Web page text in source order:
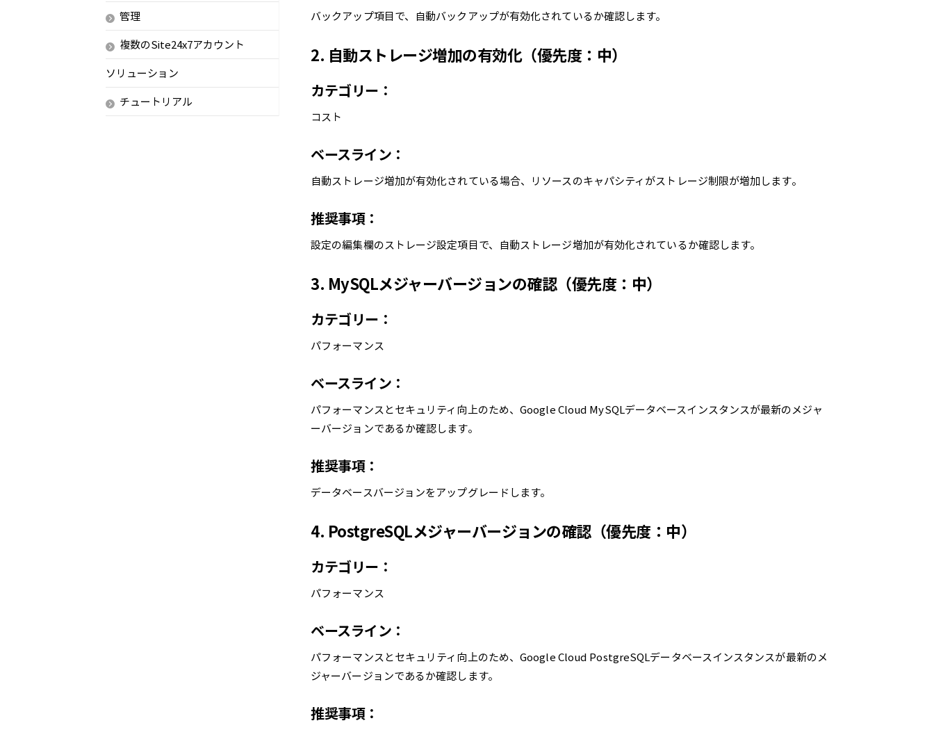
管理
複数のSite24x7アカウント
ソリューション
チュートリアル
バックアップ項目で、自動バックアップが有効化されているか確認します。
2. 自動ストレージ増加の有効化（優先度：中）
カテゴリー：
コスト
ベースライン：
自動ストレージ増加が有効化されている場合、リソースのキャパシティがストレージ制限が増加します。
推奨事項：
設定の編集欄のストレージ設定項目で、自動ストレージ増加が有効化されているか確認します。
3. MySQLメジャーバージョンの確認（優先度：中）
カテゴリー：
パフォーマンス
ベースライン：
パフォーマンスとセキュリティ向上のため、Google Cloud MySQLデータベースインスタンスが最新のメジャ
ーバージョンであるか確認します。
推奨事項：
データベースバージョンをアップグレードします。
4. PostgreSQLメジャーバージョンの確認（優先度：中）
カテゴリー：
パフォーマンス
ベースライン：
パフォーマンスとセキュリティ向上のため、Google Cloud PostgreSQLデータベースインスタンスが最新のメ
ジャーバージョンであるか確認します。
推奨事項：